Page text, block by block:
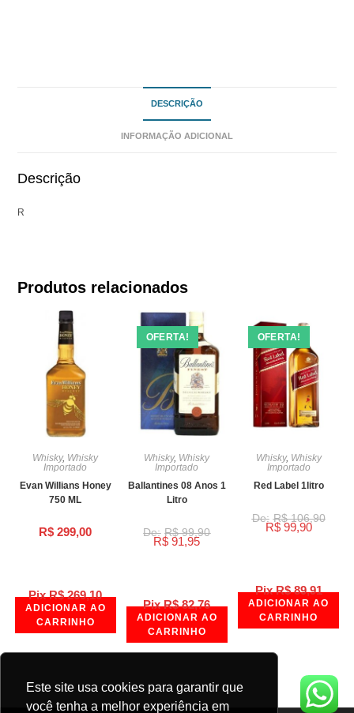
Este site usa cookies para garantir que
você tenha a melhor experiência em
DESCRIÇÃO
INFORMAÇÃO ADICIONAL
Descrição
R
Produtos relacionados
Pix R$269,10
Whisky, Whisky
Importado
Evan Willians Honey
750 ML
R$ 299,00
ADICIONAR AO
CARRINHO
Pix R$82,76
OFERTA!
Whisky, Whisky
Importado
Ballantines 08 Anos 1
Litro
R$99,90
R$ 91,95
ADICIONAR AO
CARRINHO
Pix R$89,91
OFERTA!
Whisky, Whisky
Importado
Red Label 1litro
R$106,90
R$99,90
ADICIONAR AO
CARRINHO